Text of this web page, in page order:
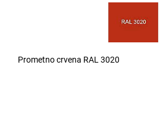
Prometno crvena RAL 3020